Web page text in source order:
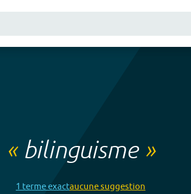
« bilinguisme»
1 termeexactaucunesuggestion